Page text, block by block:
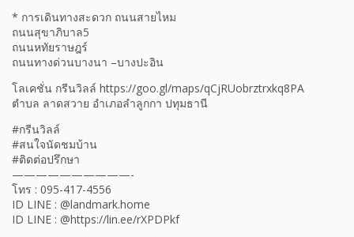
* การเดินทางสะดวก ถนนสายไหม
ถนนสุขาภิบาล5
ถนนหทัยราษฎร์
ถนนทางด่วนบางนา –บางปะอิน
โลเคชั่น กรีนวิลล์ https://goo.gl/maps/qCjRUobrztrxkq8PA
ตำบล ลาดสวาย อำเภอลำลูกกา ปทุมธานี
#กรีนวิลล์
#สนใจนัดชมบ้าน
#ติดต่อปรึกษา
——————————-
โทร : 095-417-4556
ID LINE : @landmark.home
ID LINE : @https://lin.ee/rXPDPkf